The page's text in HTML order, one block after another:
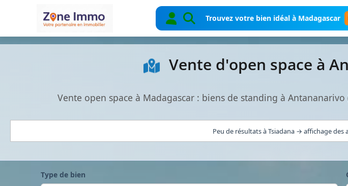
Trouvez votre bien idéal à Madagascar
Vente d'open space à
Vente open space à Madagascar : biens de standing à
Peu de résultats à Tsiadana → affichage
Type de bien